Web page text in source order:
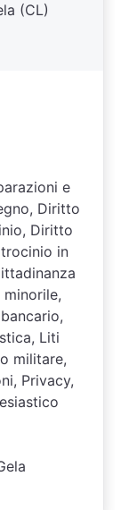
(CL)
e
Diritto
Diritto
in
Liti
militare,
Privacy,